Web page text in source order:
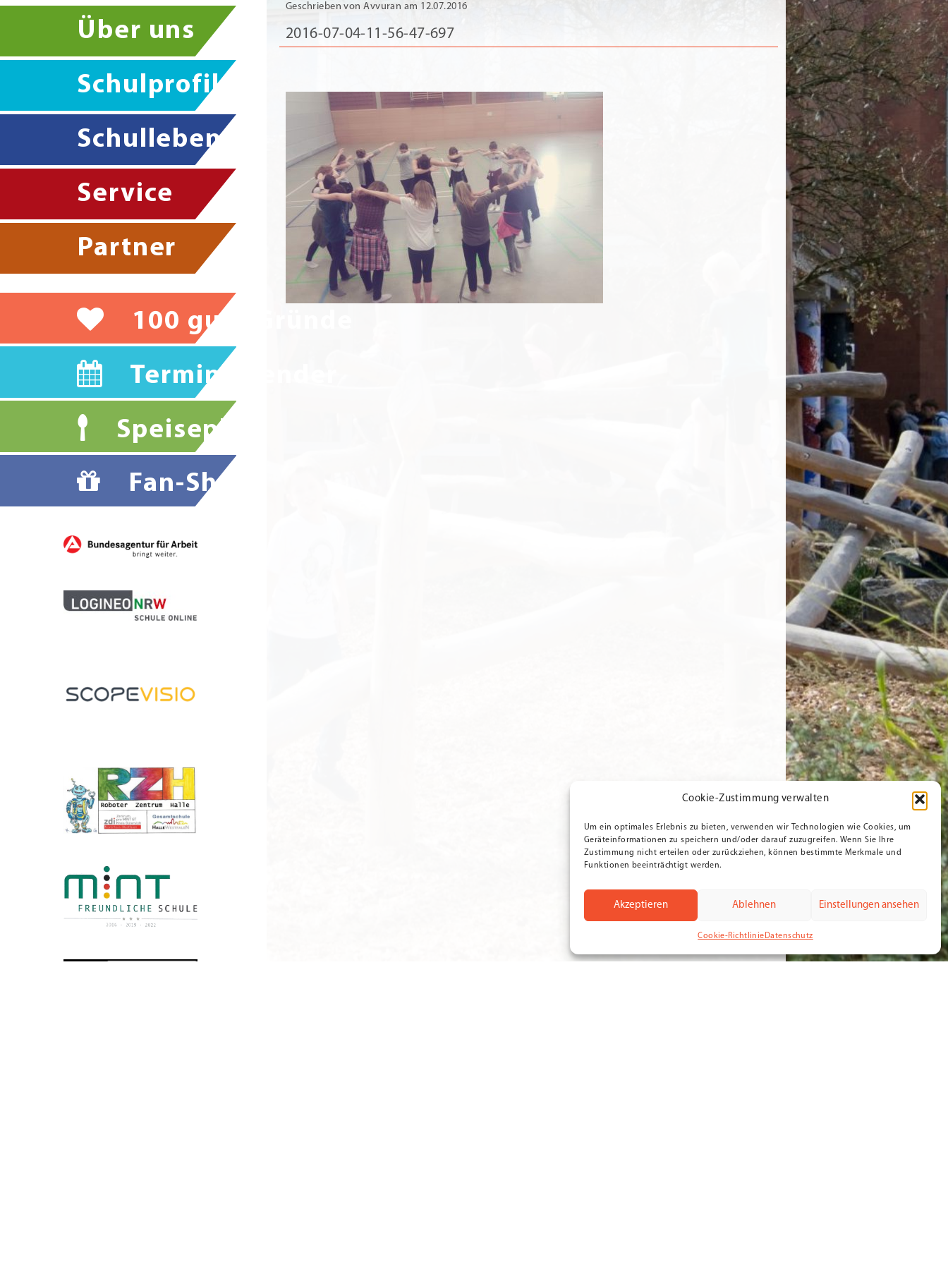
Cookie-Zustimmung verwalten
Um ein optimales Erlebnis zu bieten, verwenden wir Technologien wie Cookies, um
Geräteinformationen zu speichern und/oder darauf zuzugreifen. Wenn Sie Ihre
Zustimmung nicht erteilen oder zurückziehen, können bestimmte Merkmale und
Funktionen beeinträchtigt werden.
Akzeptieren Ablehnen Einstellungen ansehen
Cookie-Richtlinie Datenschutz
Über uns
Schulprofil
Schulleben
Service
Partner
100 gute Gründe
Terminkalender
Speiseplan
Fan-Shop
Geschrieben von Avvuran am 12.07.2016
2016-07-04-11-56-47-697